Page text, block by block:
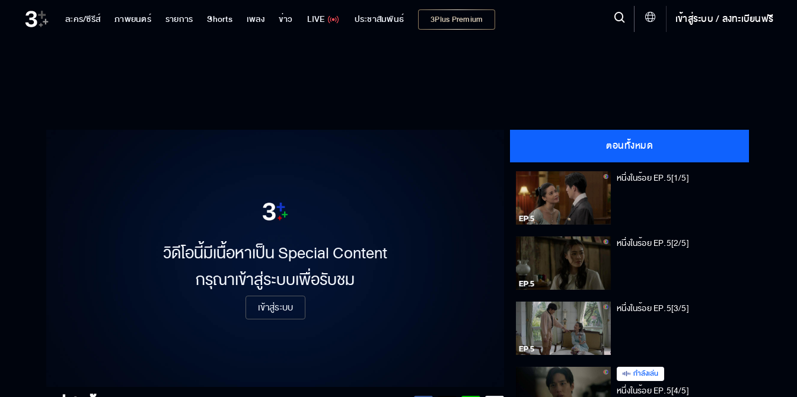
ละคร/ซีรีส์ ภาพยนตร์ รายการ Shorts เพลง ข่าว LIVE ประชาสัมพันธ์ 3Plus Premium เข้าสู่ระบบ / ลงทะเบียนฟรี
วิดีโอนี้มีเนื้อหาเป็น Special Content
กรุณาเข้าสู่ระบบเพื่อรับชม
เข้าสู่ระบบ
ตอนทั้งหมด
หนึ่งในร้อย EP.5[1/5]
หนึ่งในร้อย EP.5[2/5]
หนึ่งในร้อย EP.5[3/5]
กำลังเล่น
หนึ่งในร้อย EP.5[4/5]